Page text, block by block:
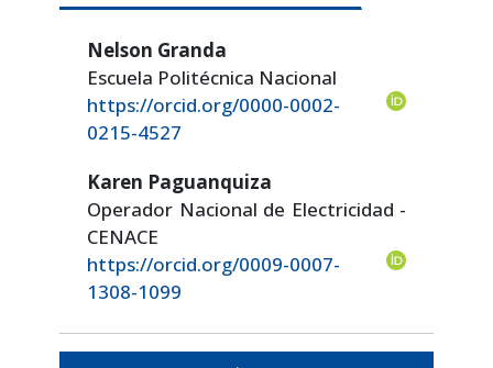
Nelson Granda
Escuela Politécnica Nacional
https://orcid.org/0000-0002-
0215-4527
Karen Paguanquiza
Operador Nacional de Electricidad -
CENACE
https://orcid.org/0009-0007-
1308-1099